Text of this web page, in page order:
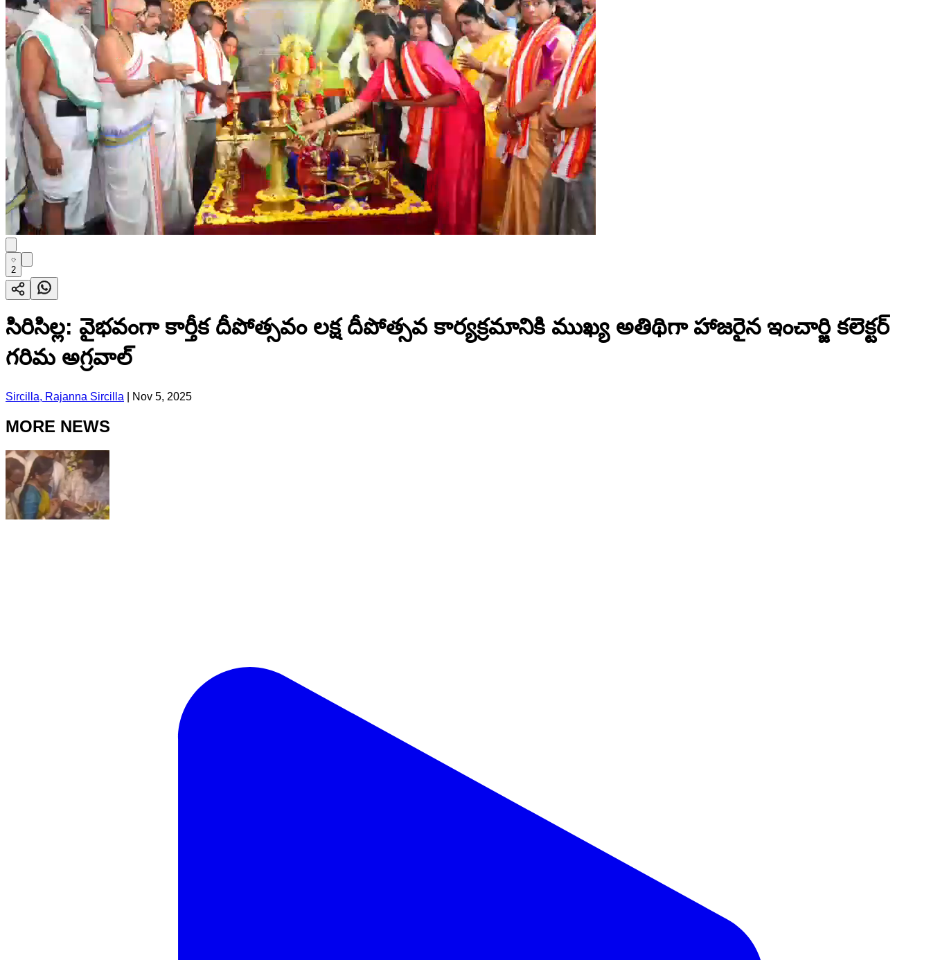
2
సిరిసిల్ల: వైభవంగా కార్తీక దీపోత్సవం లక్ష దీపోత్సవ కార్యక్రమానికి ముఖ్య అతిథిగా హాజరైన ఇంచార్జి కలెక్టర్
గరిమ అగ్రవాల్
Sircilla, Rajanna Sircilla Nov 5, 2025
MORE NEWS